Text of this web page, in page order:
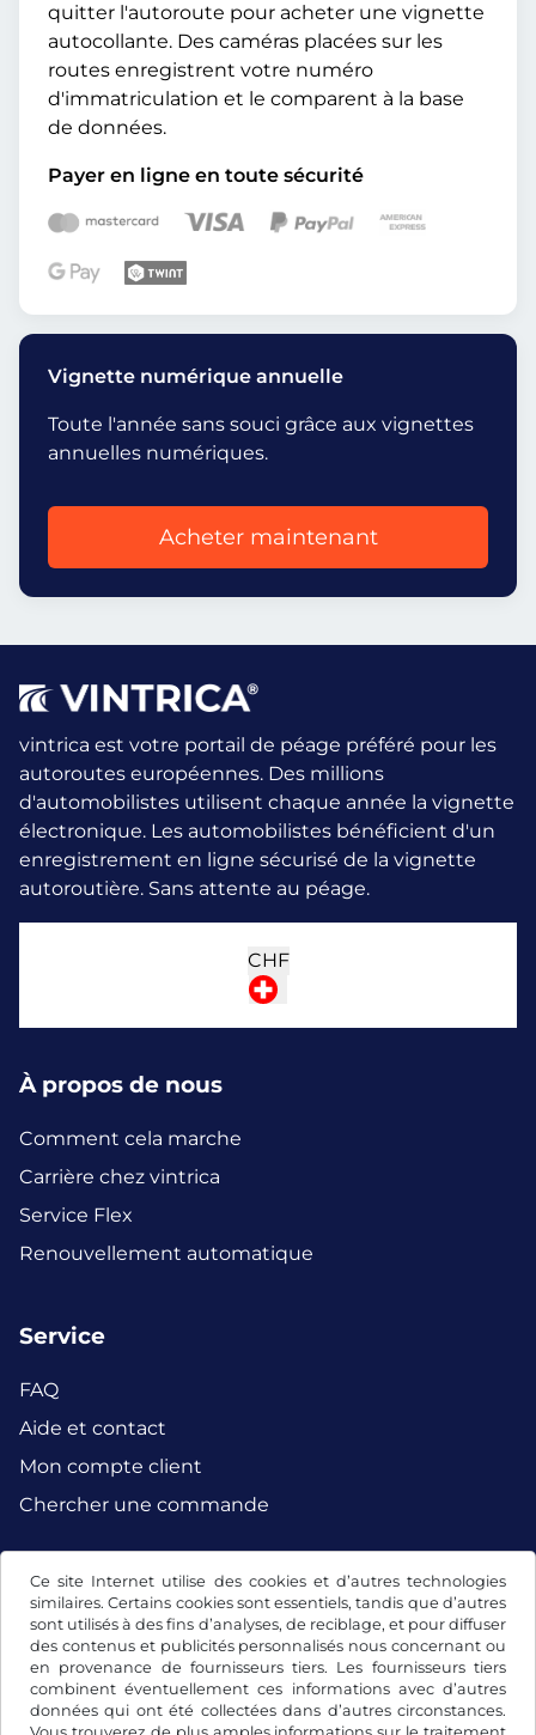
Ce site Internet utilise des cookies et d’autres technologies
similaires. Certains cookies sont essentiels, tandis que d’autres
sont utilisés à des fins d’analyses, de reciblage, et pour diffuser
des contenus et publicités personnalisés nous concernant ou
en provenance de fournisseurs tiers. Les fournisseurs tiers
combinent éventuellement ces informations avec d’autres
données qui ont été collectées dans d’autres circonstances.
quitter l'autoroute pour acheter une vignette
autocollante. Des caméras placées sur les
routes enregistrent votre numéro
d'immatriculation et le comparent à la base
de données.
Payer en ligne en toute sécurité
Vignette numérique annuelle
Toute l'année sans souci grâce aux vignettes
annuelles numériques.
Acheter maintenant
vintrica est votre portail de péage préféré pour les
autoroutes européennes. Des millions
d'automobilistes utilisent chaque année la vignette
électronique. Les automobilistes bénéficient d'un
enregistrement en ligne sécurisé de la vignette
autoroutière. Sans attente au péage.
CHF
À propos de nous
Comment cela marche
Carrière chez vintrica
Service Flex
Renouvellement automatique
Service
FAQ
Aide et contact
Mon compte client
Chercher une commande
Facebook Instagram